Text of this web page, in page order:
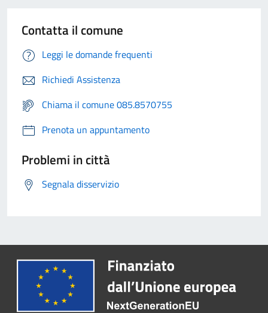
Contatta il comune
Leggi le domande frequenti
Richiedi Assistenza
Chiama il comune 085.8570755
Prenota un appuntamento
Problemi in città
Segnala disservizio